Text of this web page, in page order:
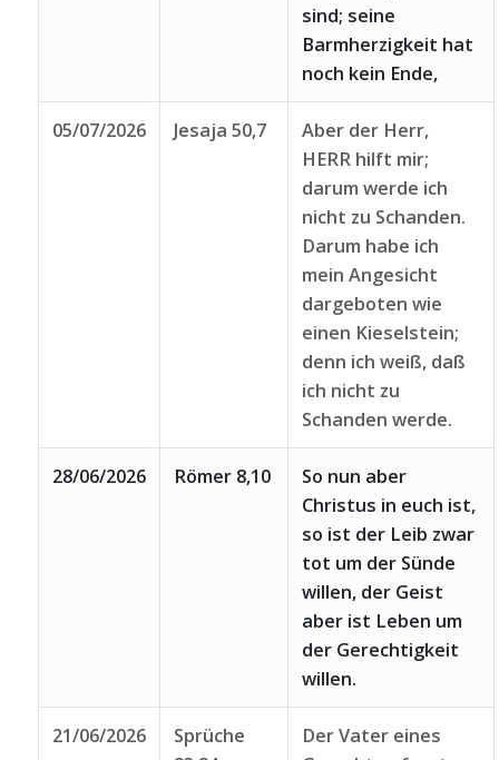
sind; seine
Barmherzigkeit hat
noch kein Ende,
05/07/2026 Jesaja 50,7
Aber der Herr,
HERR hilft mir;
darum werde ich
nicht zu Schanden.
Darum habe ich
mein Angesicht
dargeboten wie
einen Kieselstein;
denn ich weiß, daß
ich nicht zu
Schanden werde.
28/06/2026 Römer 8,10
So nun aber
Christus in euch ist,
so ist der Leib zwar
tot um der Sünde
willen, der Geist
aber ist Leben um
der Gerechtigkeit
willen.
21/06/2026
Sprüche
Der Vater eines